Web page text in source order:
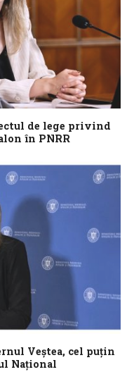
de lege privind
în PNRR
să permită României
Veștea, cel puțin
Național